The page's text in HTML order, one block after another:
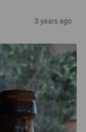
3 years ago